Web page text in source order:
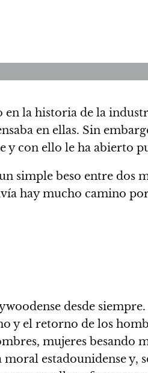
la historia de la
en ellas. Sin
con ello le ha abierto
simple beso entre
hay mucho camino
desde
y el retorno de los
mujeres besando
estadounidense